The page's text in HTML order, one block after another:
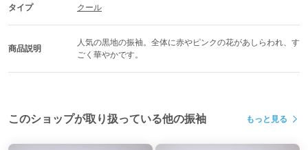
タイプ クール
商品説明
人気の黒地の振袖。全体に赤やピンクの花があしらわれ、す
ごく華やかです。
このショップが取り扱っている他の振袖 もっと見る